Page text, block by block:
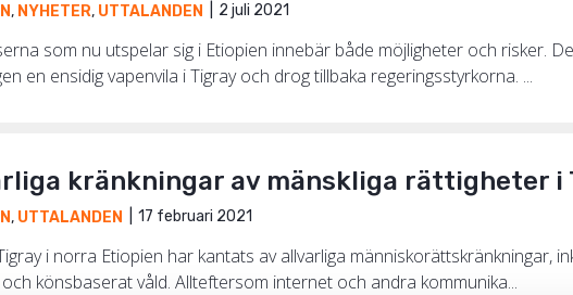
, NYHETER, UTTALANDEN 2 juli 2021
som nu utspelar sig i Etiopien innebär både möjligheter och risker.
en ensidig vapenvila i Tigray och drog tillbaka regeringsstyrkorna. ...
kränkningar av mänskliga rättigheter i
, UTTALANDEN 17 februari 2021
i norra Etiopien har kantats av allvarliga människorättskränkningar,
könsbaserat våld. Allteftersom internet och andra kommunika...